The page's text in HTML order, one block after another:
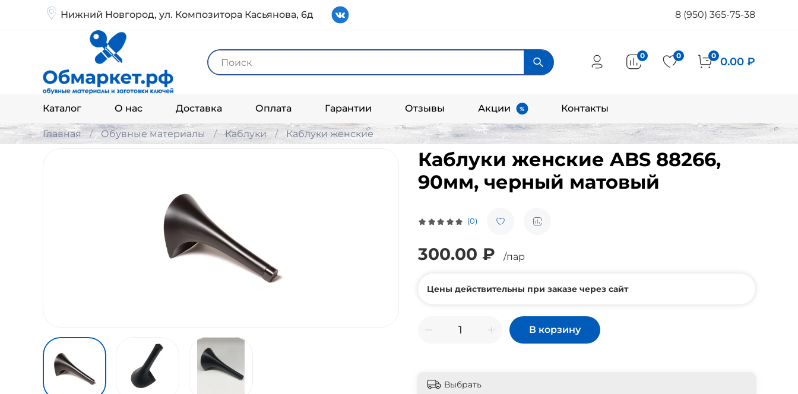
Нижний Новгород, ул. Композитора Касьянова, 6д 8 (950) 365-75-38
Каталог О нас Доставка Оплата Гарантии Отзывы Акции Контакты
0 0 0 0.00 ₽
Главная Обувные материалы Каблуки Каблуки женские
(0)
Каблуки женские ABS 88266,
90мм, черный матовый
300.00 ₽ /пар
Цены действительны при заказе через сайт
В корзину
Выбрать